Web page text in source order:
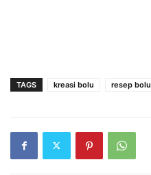
TAGS kreasi bolu resep bolu